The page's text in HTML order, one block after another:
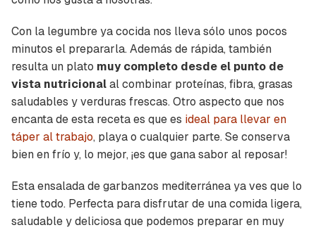
Con la legumbre ya cocida nos lleva sólo unos pocos
minutos el prepararla. Además de rápida, también
resulta un plato muy completo desde el punto de
vista nutricionalal combinar proteínas, fibra, grasas
saludables y verduras frescas. Otro aspecto que nos
encanta de esta receta es que es ideal para llevar en
táper al trabajo, playa o cualquier parte. Se conserva
bien en frío y, lo mejor, ¡es que gana sabor al reposar!
Esta ensalada de garbanzos mediterránea ya ves que lo
tiene todo. Perfecta para disfrutar de una comida ligera,
saludable y deliciosa que podemos preparar en muy